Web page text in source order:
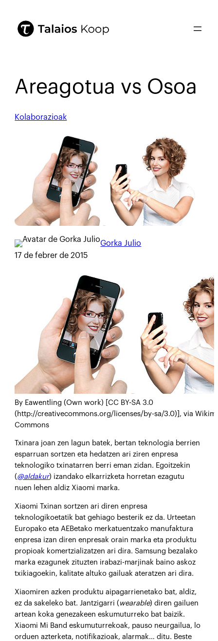
Areagotua vs Osoa
Kolaborazioak
Gorka Julio
17 de febrer de 2015
By Eawentling (Own work) [CC BY-SA 3.0
(http://creativecommons.org/licenses/by-sa/3.0)], via
Commons
Txinara joan zen lagun batek, bertan teknologia berrien
esparruan sortzen eta hedatzen ari ziren enpresa
teknologiko txinatarren berri eman zidan. Egoitzekin
(@aldakur) izandako elkarrizketa horretan ezagutu
nuen lehen aldiz Xiaomi marka.
Xiaomi Txinan sortzen ari diren enpresa
teknologikoetatik bat gehiago besterik ez da. Urteetan
Europako eta AEBetako merkatuentzako manufaktura
enpresa izan diren enpresak orain marka eta produktu
propioak komertzializatzen ari dira. Samsung bezalako
marka ezagunek zituzten irabazi-marjinak baino askoz
txikiagoekin, kalitate altuko gailuak ateratzen ari dira.
Xiaomiren azken produktu aipagarrienetako bat, aldiz,
ez da sakeleko bat. Jantzigarri ( wearable) diren gailuen
artean koka genezakeen eskumuturreko bat baizik.
Xiaomi Mi Band eskumuturrekoak, pauso neurgailua, lo
orduen azterketa, notifikazioak, alarmak… ditu. Beste